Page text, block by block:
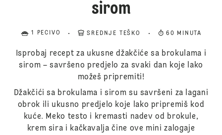
sirom
1 PECIVO SREDNJE TEŠKO 60 MINUTA
Isprobaj recept za ukusne džakčiće sa brokulama i
sirom – savršeno predjelo za svaki dan koje lako
možeš pripremiti!
Džakčići sa brokulama i sirom su savršeni za lagani
obrok ili ukusno predjelo koje lako pripremiš kod
kuće. Meko testo i kremasti nadev od brokule,
krem sira i kačkavalja čine ove mini zalogaje